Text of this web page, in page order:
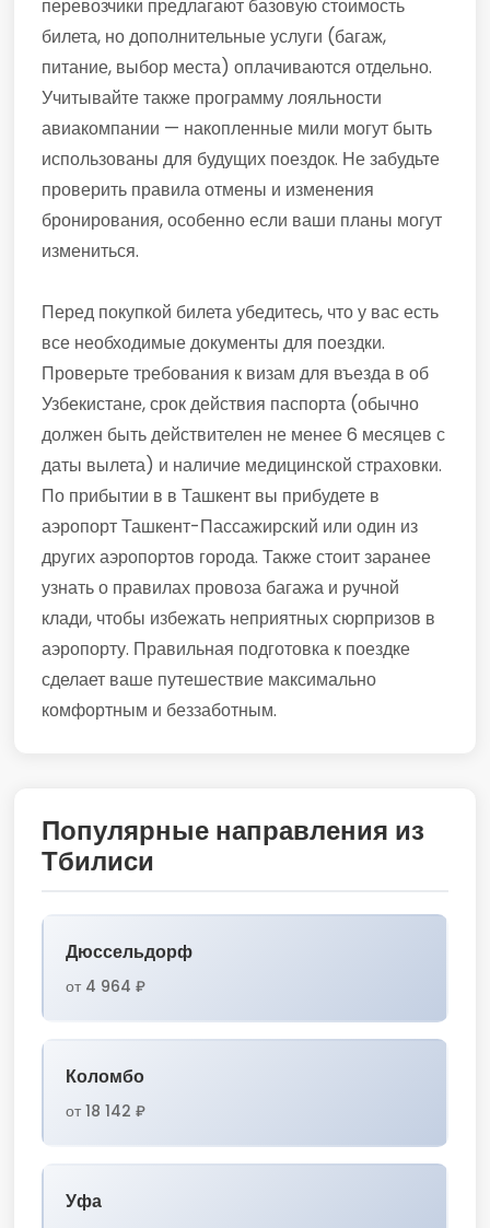
перевозчики предлагают базовую стоимость
билета, но дополнительные услуги (багаж,
питание, выбор места) оплачиваются отдельно.
Учитывайте также программу лояльности
авиакомпании — накопленные мили могут быть
использованы для будущих поездок. Не забудьте
проверить правила отмены и изменения
бронирования, особенно если ваши планы могут
измениться.
Перед покупкой билета убедитесь, что у вас есть
все необходимые документы для поездки.
Проверьте требования к визам для въезда в об
Узбекистане, срок действия паспорта (обычно
должен быть действителен не менее 6 месяцев с
даты вылета) и наличие медицинской страховки.
По прибытии в в Ташкент вы прибудете в
аэропорт Ташкент-Пассажирский или один из
других аэропортов города. Также стоит заранее
узнать о правилах провоза багажа и ручной
клади, чтобы избежать неприятных сюрпризов в
аэропорту. Правильная подготовка к поездке
сделает ваше путешествие максимально
комфортным и беззаботным.
Популярные направления из
Тбилиси
Дюссельдорф
от 4 964 ₽
Коломбо
от 18 142 ₽
Уфа